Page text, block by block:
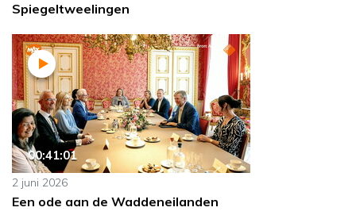
Spiegeltweelingen
00:41:01
2 juni 2026
Een ode aan de Waddeneilanden